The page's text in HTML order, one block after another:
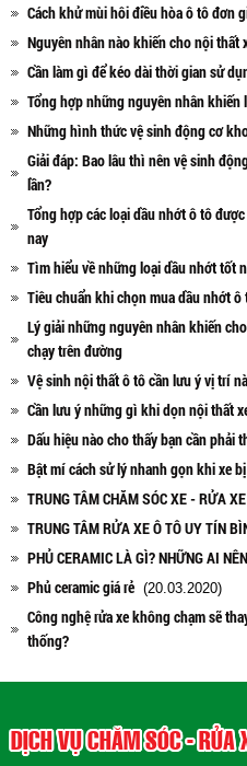
Cách khử mùi hôi điều hòa ô tô đơn
Nguyên nhân nào khiến cho nội thất
Cần làm gì để kéo dài thời gian sử
Tổng hợp những nguyên nhân khiến
Những hình thức vệ sinh động cơ
Giải đáp: Bao lâu thì nên vệ sinh
lần?
Tổng hợp các loại dầu nhớt ô tô
nay
Tìm hiểu về những loại dầu nhớt tốt
Tiêu chuẩn khi chọn mua dầu nhớt
Lý giải những nguyên nhân khiến
chạy trên đường
Vệ sinh nội thất ô tô cần lưu ý vị trí
Cần lưu ý những gì khi dọn nội thất
Dấu hiệu nào cho thấy bạn cần phải
Bật mí cách sử lý nhanh gọn khi xe
TRUNG TÂM CHĂM SÓC XE - RỬA
TRUNG TÂM RỬA XE Ô TÔ UY TÍN
PHỦ CERAMIC LÀ GÌ? NHỮNG AI
Phủ ceramic giá rẻ (20.03.2020)
Công nghệ rửa xe không chạm sẽ
thống?
DỊCH VỤ CHĂM SÓC - RỬA